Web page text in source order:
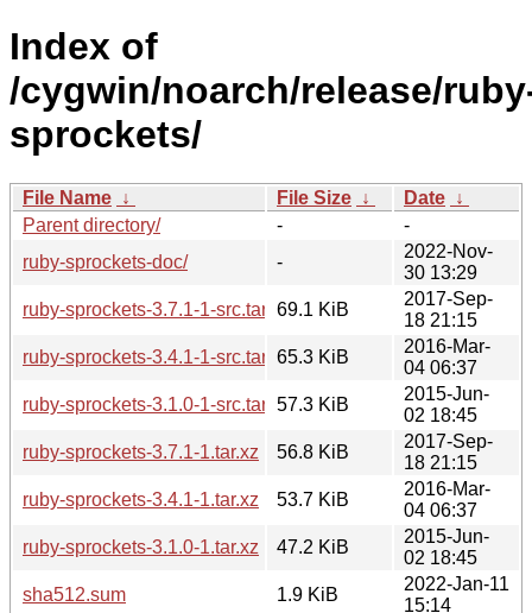
Index of
/cygwin/noarch/release/
sprockets/
File Name ↓ File Size ↓ Date ↓
Parent directory/
-
-
ruby-sprockets-doc/
-
2022-Nov-
30 13:29
ruby-sprockets-3.7.1-1-src.tar.xz69.1 KiB
2017-Sep-
18 21:15
ruby-sprockets-3.4.1-1-src.tar.xz65.3 KiB
2016-Mar-
04 06:37
ruby-sprockets-3.1.0-1-src.tar.xz57.3 KiB
2015-Jun-
02 18:45
ruby-sprockets-3.7.1-1.tar.xz
56.8 KiB
2017-Sep-
18 21:15
ruby-sprockets-3.4.1-1.tar.xz
53.7 KiB
2016-Mar-
04 06:37
ruby-sprockets-3.1.0-1.tar.xz
47.2 KiB
2015-Jun-
02 18:45
sha512.sum
1.9 KiB
2022-Jan-11
15:14